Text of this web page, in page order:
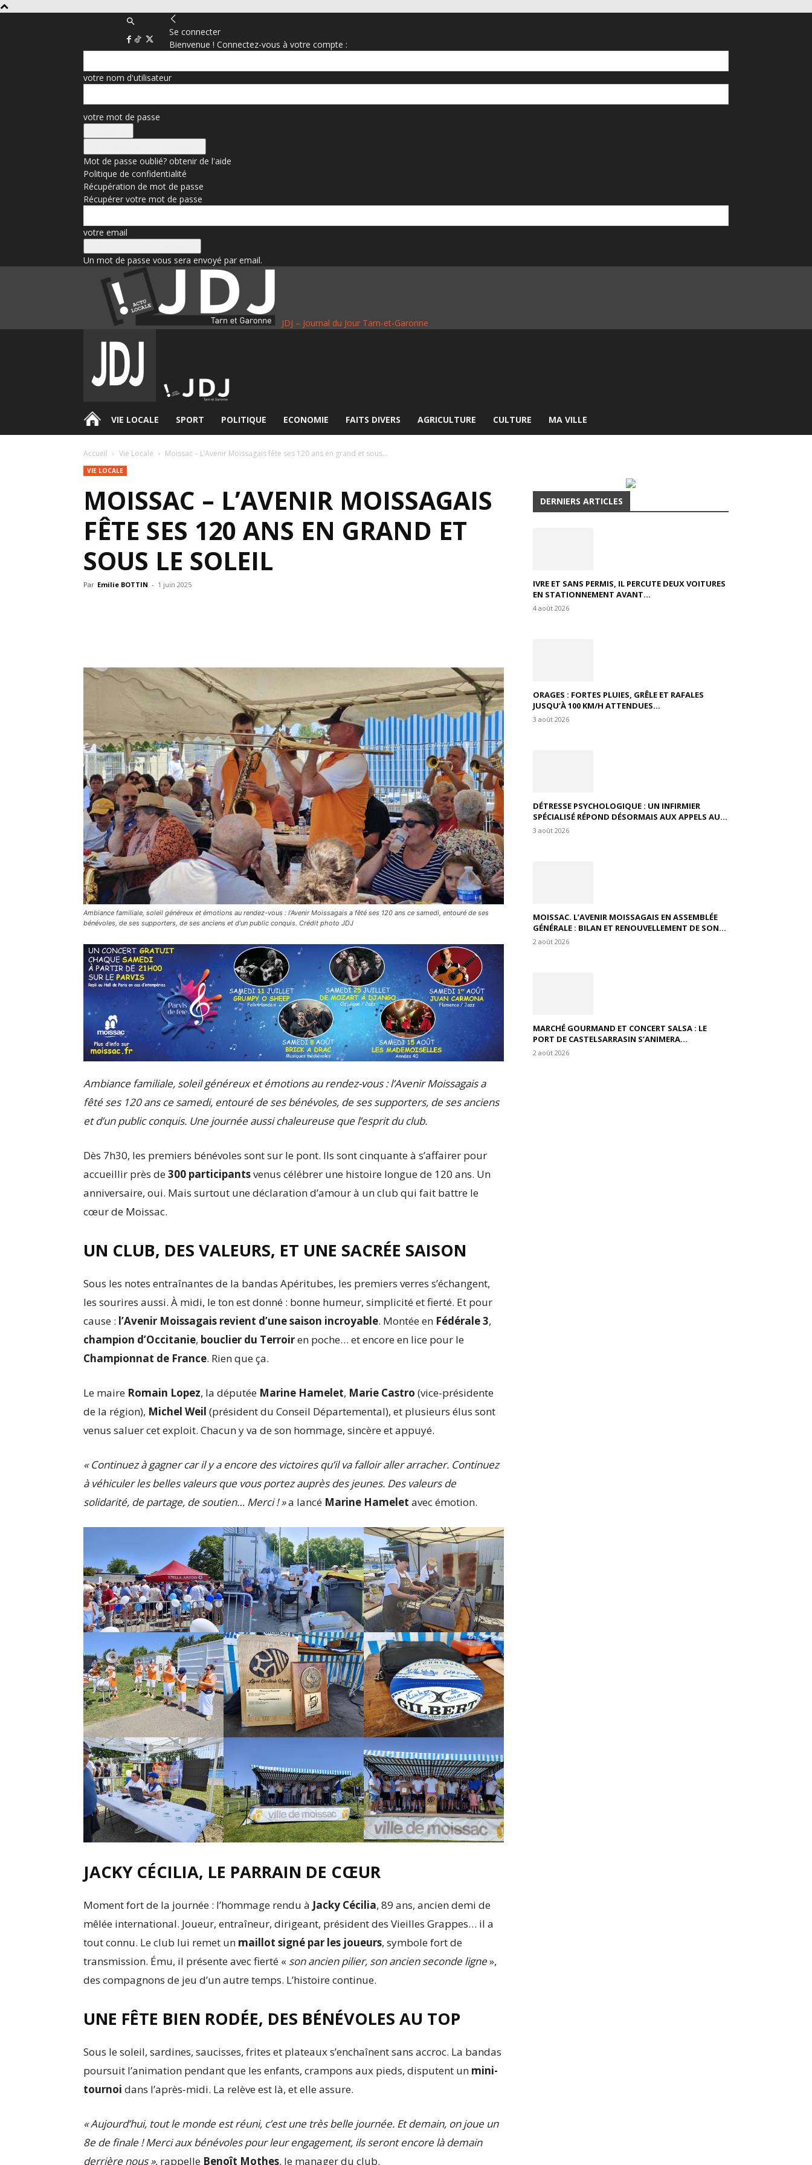
Se connecter
Bienvenue ! Connectez-vous à votre compte :
votre nom d'utilisateur
votre mot de passe
Mot de passe oublié? obtenir de l'aide
Politique de confidentialité
Récupération de mot de passe
Récupérer votre mot de passe
votre email
Un mot de passe vous sera envoyé par email.
JDJ – Journal du Jour Tarn-et-Garonne
. VIE LOCALE SPORT POLITIQUE ECONOMIE FAITS DIVERS AGRICULTURE CULTURE MA VILLE
Accueil Vie Locale Moissac – L’Avenir Moissagais fête ses 120 ans en grand et sous...
VIE LOCALE
MOISSAC – L’AVENIR MOISSAGAIS
FÊTE SES 120 ANS EN GRAND ET
SOUS LE SOLEIL
Par Emilie BOTTIN - 1 juin 2025
Ambiance familiale, soleil généreux et émotions au rendez-vous : l’Avenir Moissagais a fêté ses 120 ans ce samedi, entouré de ses
bénévoles, de ses supporters, de ses anciens et d’un public conquis. Crédit photo JDJ
Ambiance familiale, soleil généreux et émotions au rendez-vous : l’Avenir Moissagais a
fêté ses 120 ans ce samedi, entouré de ses bénévoles, de ses supporters, de ses anciens
et d’un public conquis. Une journée aussi chaleureuse que l’esprit du club.
Dès 7h30, les premiers bénévoles sont sur le pont. Ils sont cinquante à s’affairer pour
accueillir près de300 participantsvenus célébrer une histoire longue de 120 ans. Un
anniversaire, oui. Mais surtout une déclaration d’amour à un club qui fait battre le
cœur de Moissac.
UN CLUB, DES VALEURS, ET UNE SACRÉE SAISON
Sous les notes entraînantes de la bandas Apéritubes, les premiers verres s’échangent,
les sourires aussi. À midi, le ton est donné : bonne humeur, simplicité et fierté. Et pour
cause : l’Avenir Moissagais revient d’une saison incroyable. Montée en Fédérale 3,
champion d’Occitanie, bouclier du Terroiren poche… et encore en lice pour le
Championnat de France. Rien que ça.
Le maire Romain Lopez, la députée Marine Hamelet, Marie Castro (vice-présidente
de la région), Michel Weil (président du Conseil Départemental), et plusieurs élus sont
venus saluer cet exploit. Chacun y va de son hommage, sincère et appuyé.
« Continuez à gagner car il y a encore des victoires qu’il va falloir aller arracher. Continuez
à véhiculer les belles valeurs que vous portez auprès des jeunes. Des valeurs de
solidarité, de partage, de soutien… Merci ! »a lancé Marine Hamelet avec émotion.
JACKY CÉCILIA, LE PARRAIN DE CŒUR
Moment fort de la journée : l’hommage rendu à Jacky Cécilia, 89 ans, ancien demi de
mêlée international. Joueur, entraîneur, dirigeant, président des Vieilles Grappes… il a
tout connu. Le club lui remet un maillot signé par les joueurs, symbole fort de
transmission. Ému, il présente avec fierté « son ancien pilier, son ancien seconde ligne»,
des compagnons de jeu d’un autre temps. L’histoire continue.
UNE FÊTE BIEN RODÉE, DES BÉNÉVOLES AU TOP
Sous le soleil, sardines, saucisses, frites et plateaux s’enchaînent sans accroc. La bandas
poursuit l’animation pendant que les enfants, crampons aux pieds, disputent un mini-
tournoi dans l’après-midi. La relève est là, et elle assure.
« Aujourd’hui, tout le monde est réuni, c’est une très belle journée. Et demain, on joue un
8e de finale ! Merci aux bénévoles pour leur engagement, ils seront encore là demain
derrière nous », rappelle Benoît Mothes, le manager du club.
DERNIERS ARTICLES
IVRE ET SANS PERMIS, IL PERCUTE DEUX VOITURES
EN STATIONNEMENT AVANT...
4 août 2026
ORAGES : FORTES PLUIES, GRÊLE ET RAFALES
JUSQU’À 100 KM/H ATTENDUES...
3 août 2026
DÉTRESSE PSYCHOLOGIQUE : UN INFIRMIER
SPÉCIALISÉ RÉPOND DÉSORMAIS AUX APPELS AU...
3 août 2026
MOISSAC. L’AVENIR MOISSAGAIS EN ASSEMBLÉE
GÉNÉRALE : BILAN ET RENOUVELLEMENT DE SON...
2 août 2026
MARCHÉ GOURMAND ET CONCERT SALSA : LE
PORT DE CASTELSARRASIN S’ANIMERA...
2 août 2026